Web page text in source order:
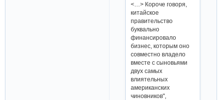
<…> Короче говоря,
китайское
правительство
буквально
финансировало
бизнес, которым оно
совместно владело
вместе с сыновьями
двух самых
влиятельных
американских
чиновников",